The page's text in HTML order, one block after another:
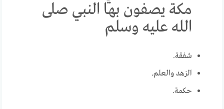
مكة يصفون بها النبي صلى
الله عليه وسلم
شفقة.
الزهد والعلم.
حكمة.